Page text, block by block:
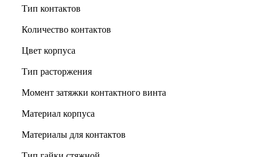
Тип контактов
Количество контактов
Цвет корпуса
Тип расторжения
Момент затяжки контактного винта
Материал корпуса
Материалы для контактов